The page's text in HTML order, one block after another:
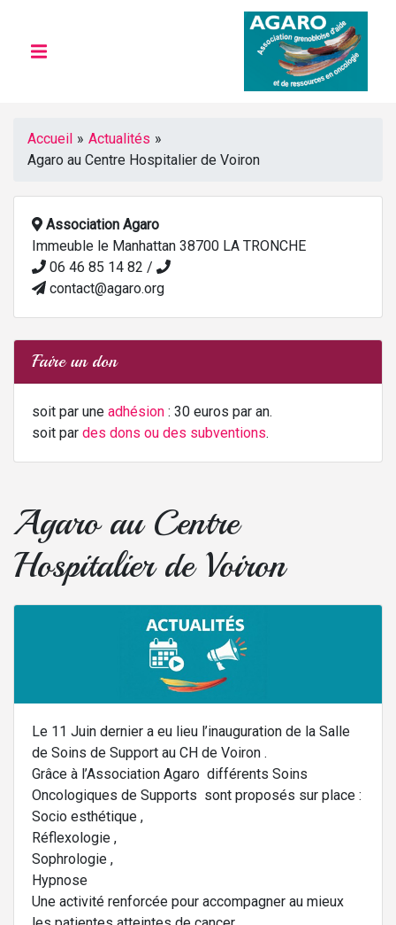
Accueil » Actualités »
Agaro au Centre Hospitalier de Voiron
Association Agaro
Immeuble le Manhattan 38700 LA TRONCHE
06 46 85 14 82 /
contact@agaro.org
Faire un don
soit par une adhésion : 30 euros par an.
soit par des dons ou des subventions.
Agaro au Centre
Hospitalier de Voiron
Le 11 Juin dernier a eu lieu l’inauguration de la Salle
de Soins de Support au CH de Voiron .
Grâce à l’Association Agaro différents Soins
Oncologiques de Supports sont proposés sur place :
Socio esthétique ,
Réflexologie ,
Sophrologie ,
Hypnose
Une activité renforcée pour accompagner au mieux